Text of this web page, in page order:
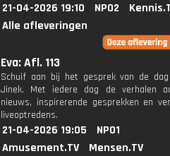
21-04-2026 19:10 NPO2
Alle afleveringen
Eva: Afl. 113
Schuif aan bij het gesprek van de
Jinek. Met iedere dag de verhalen
nieuws, inspirerende gesprekken en
liveoptredens.
21-04-2026 19:05
NPO1
Amusement.TV
Mensen.TV